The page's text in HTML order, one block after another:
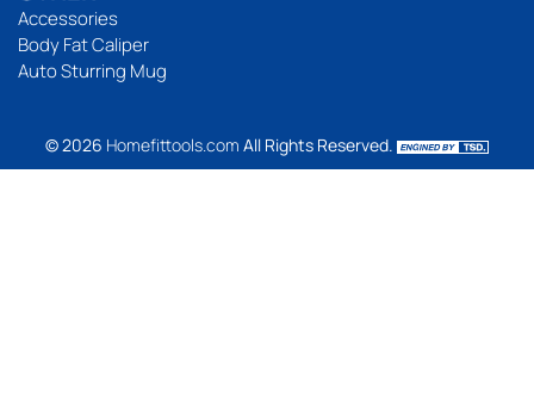
Accessories
Body Fat Caliper
Auto Sturring Mug
© 2026 Homefittools.com All Rights Reserved.